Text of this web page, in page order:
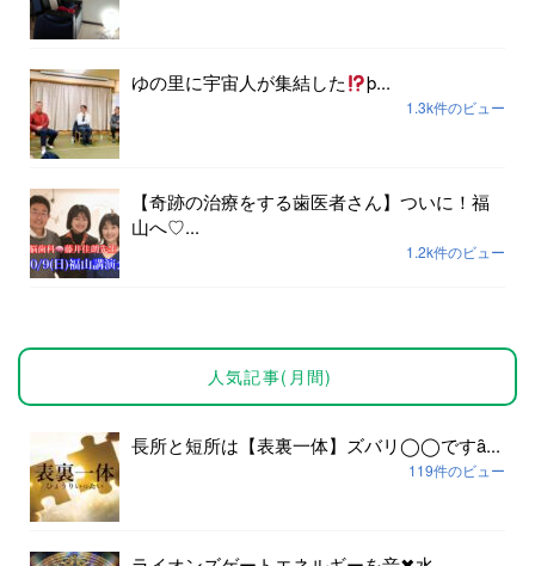
ゆの里に宇宙人が集結した þ...
1.3k件のビュー
【奇跡の治療をする歯医者さん】ついに！福
山へ♡...
1.2k件のビュー
人気記事(月間)
長所と短所は【表裏一体】ズバリ◯◯ですȃ...
119件のビュー